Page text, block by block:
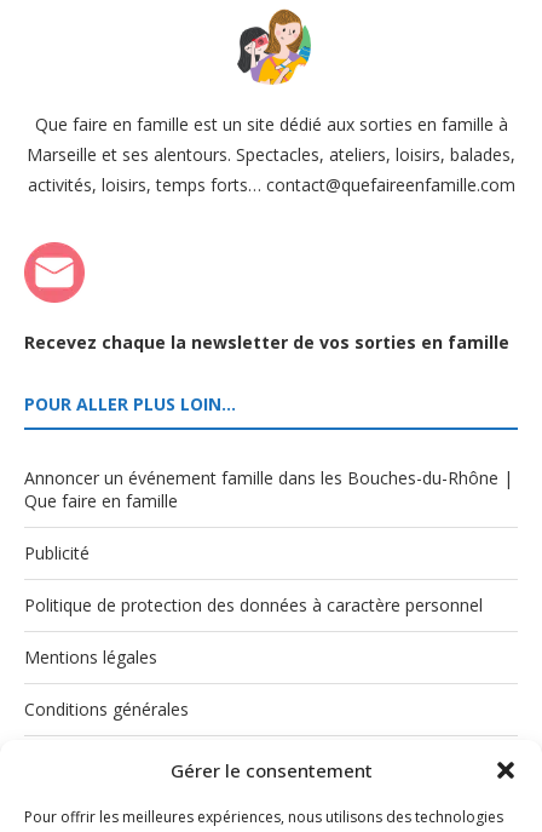
Gérer le consentement
Pour offrir les meilleures expériences, nous utilisons des technologies
Que faire en famille est un site dédié aux sorties en famille à
Marseille et ses alentours. Spectacles, ateliers, loisirs, balades,
activités, loisirs, temps forts… contact@quefaireenfamille.com
Recevez chaque la newsletter de vos sorties en famille
POUR ALLER PLUS LOIN…
Annoncer un événement famille dans les Bouches-du-Rhône |
Que faire en famille
Publicité
Politique de protection des données à caractère personnel
Mentions légales
Conditions générales
Politique de cookies (UE)